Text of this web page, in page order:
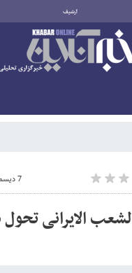
أرشيف
7 ديسمبر 2013 - 18:09
الایرانی